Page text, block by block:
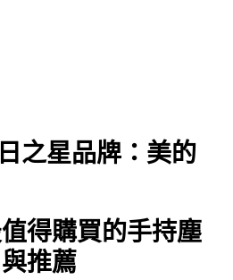
之星品牌：美的
得購買的手持塵
推薦